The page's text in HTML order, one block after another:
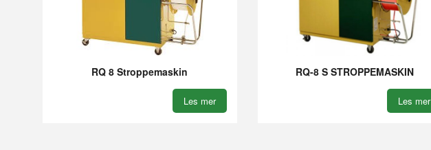
RQ 8 Stroppemaskin
Les mer
RQ-8 S STROPPEMASKIN
Les mer